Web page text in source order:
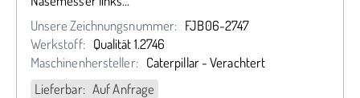
Unsere Zeichnungsnummer: FJB06-2747
Werkstoff: Qualität 1.2746
Maschinenhersteller: Caterpillar - Verachtert
Lieferbar: Auf Anfrage